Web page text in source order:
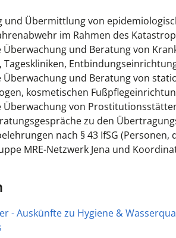
und Übermittlung von
im Rahmen des
und Beratung von
Tageskliniken,
und Beratung von
kosmetischen
Überwachung von
zu den
nach § 43 IfSG
MRE-Netzwerk Jena und
- Auskünfte zu Hygiene &